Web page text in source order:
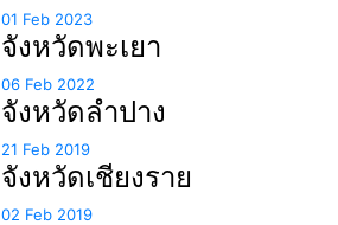
01 Feb 2023
จังหวัดพะเยา
06 Feb 2022
จังหวัดลำปาง
21 Feb 2019
จังหวัดเชียงราย
02 Feb 2019